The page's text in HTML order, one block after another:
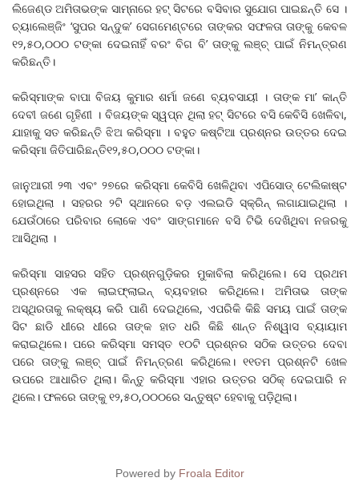
ଲିଜେଣ୍ଡ ଅମିତାଭଙ୍କ ସାମ୍ନାରେ ହଟ୍ ସିଟରେ ବସିବାର ସୁଯୋଗ ପାଇଛନ୍ତି ସେ ।
ଚ୍ୟାଲେଞ୍ଜିଂ ‘ସୁପର ସନ୍ଦୁକ’ ସେଗମେଣ୍ଟରେ ତାଙ୍କର ସଫଳତା ତାଙ୍କୁ କେବଳ
୧୨,୫୦,୦୦୦ ଟଙ୍କା ଦେଇନାହିଁ ବରଂ ବିଗ ବି’ ତାଙ୍କୁ ଲଞ୍ଚ୍‌ ପାଇଁ ନିମନ୍ତ୍ରଣ
କରିଛନ୍ତି।
କରିସ୍ମାଙ୍କ ବାପା ବିଜୟ କୁମାର ଶର୍ମା ଜଣେ ବ୍ୟବସାୟୀ । ତାଙ୍କ ମା’ କାନ୍ତି
ଦେବୀ ଜଣେ ଗୃହିଣୀ । ବିଜୟଙ୍କ ସ୍ୱପ୍ନ ଥିଲା ହଟ୍ ସିଟରେ ବସି କେବିସି ଖେଳିବା,
ଯାହାକୁ ସତ କରିଛନ୍ତି ଝିଅ କରିସ୍ମା । ବହୁତ କଷ୍ଟିଆ ପ୍ରଶ୍ନର ଉତ୍ତର ଦେଇ
କରିସ୍ମା ଜିତିପାରିଛନ୍ତି୧୨,୫୦,୦୦୦ ଟଙ୍କା।
ଜାନୁଆରୀ ୨୩ ଏବଂ ୨୭ରେ କରିସ୍ମା କେବିସି ଖେଳିଥିବା ଏପିସୋଡ୍ ଟେଲିକାଷ୍ଟ
ହୋଇଥିଲା । ସହରର ୨ଟି ସ୍ଥାନରେ ବଡ଼ ଏଲଇଡି ସ୍କ୍ରିନ୍ ଲଗାଯାଇଥିଲା ।
ଯେଉଁଠାରେ ପରିବାର ଲୋକେ ଏବଂ ସାଙ୍ଗମାନେ ବସି ଟିଭି ଦେଖିଥିବା ନଜରକୁ
ଆସିଥିଲା ।
କରିସ୍ମା ସାହସର ସହିତ ପ୍ରଶ୍ନଗୁଡ଼ିକର ମୁକାବିଲା କରିଥିଲେ। ସେ ପ୍ରଥମ
ପ୍ରଶ୍ନରେ ଏକ ଲାଇଫ୍‌ଲାଇନ୍‌ ବ୍ୟବହାର କରିଥିଲେ। ଅମିତାଭ ତାଙ୍କ
ଅସ୍ଥିରତାକୁ ଲକ୍ଷ୍ୟ କରି ପାଣି ଦେଇଥିଲେ, ଏପରିକି କିଛି ସମୟ ପାଇଁ ତାଙ୍କ
ସିଟ ଛାଡି ଧୀରେ ଧୀରେ ତାଙ୍କ ହାତ ଧରି କିଛି ଶାନ୍ତ ନିଶ୍ୱାସ ବ୍ୟାୟାମ
କରାଇଥିଲେ। ପରେ କରିସ୍ମା ସମସ୍ତ ୧୦ଟି ପ୍ରଶ୍ନର ସଠିକ ଉତ୍ତର ଦେବା
ପରେ ତାଙ୍କୁ ଲଞ୍ଚ୍‌ ପାଇଁ ନିମନ୍ତ୍ରଣ କରିଥିଲେ। ୧୧ତମ ପ୍ରଶ୍ନଟି ଖେଳ
ଉପରେ ଆଧାରିତ ଥିଲା। କିନ୍ତୁ କରିସ୍ମା ଏହାର ଉତ୍ତର ସଠିକ୍‌ ଦେଇପାରି ନ
ଥିଲେ। ଫଳରେ ତାଙ୍କୁ ୧୨,୫୦,୦୦୦ରେ ସନ୍ତୁଷ୍ଟ ହେବାକୁ ପଡ଼ିଥିଲା।
Powered by Froala Editor